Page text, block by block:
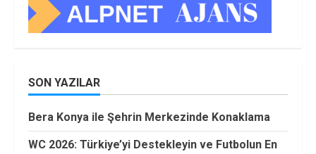
SON YAZILAR
Bera Konya ile Şehrin Merkezinde Konaklama
WC 2026: Türkiye’yi Destekleyin ve Futbolun En